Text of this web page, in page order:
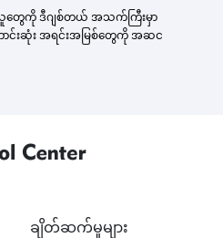
တွေကို ဒီဂျစ်တယ် အသက်ကြီးမှာ
းဆုံး အရင်းအမြစ်တွေကို အဆင
ချိတ်ဆက်မှုများ